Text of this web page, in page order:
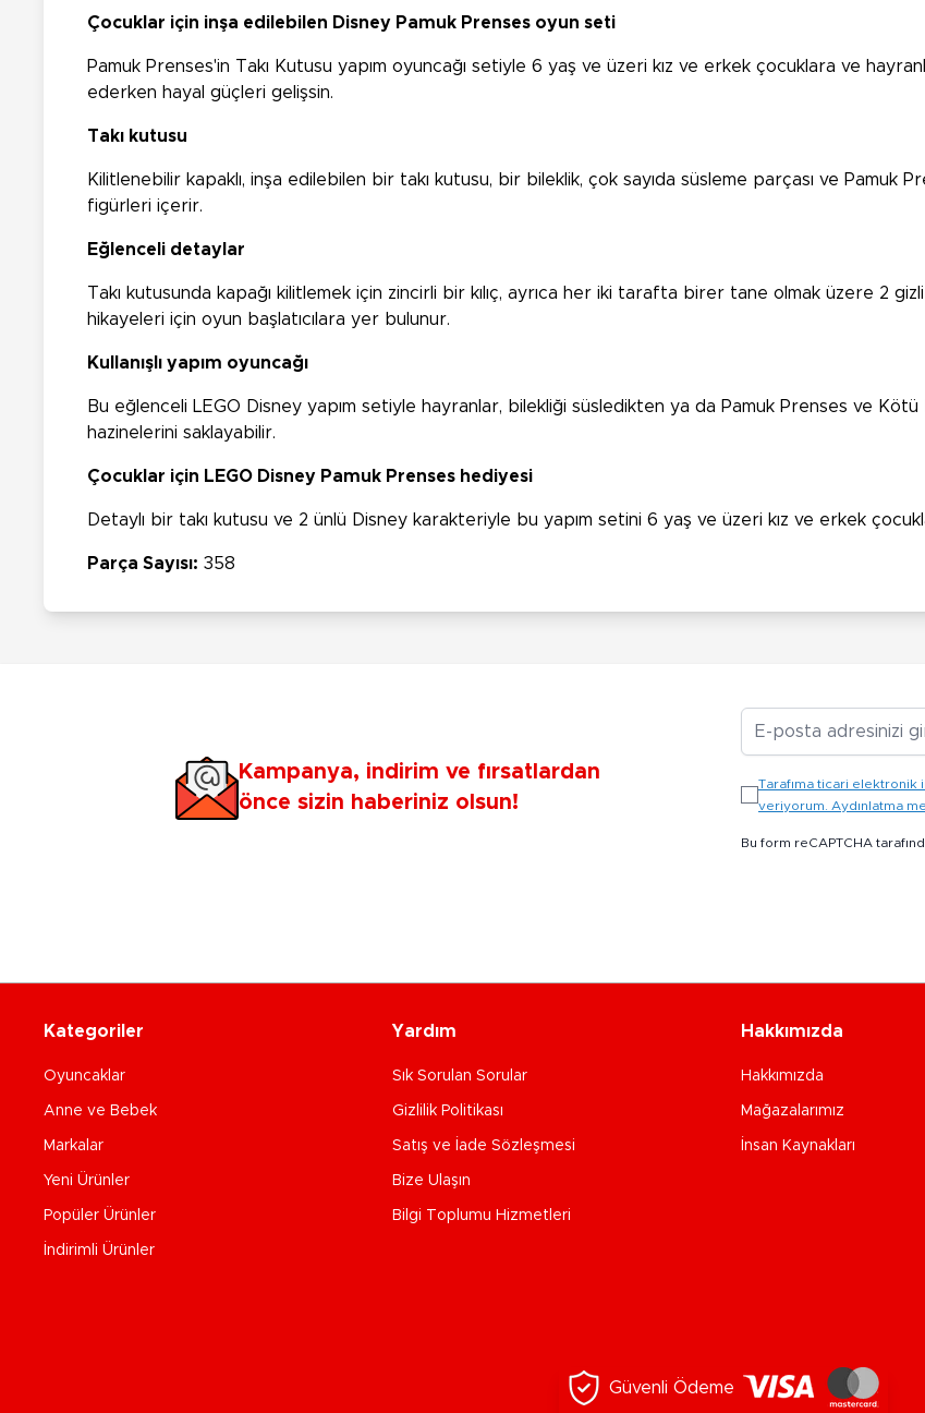
Çocuklar için inşa edilebilen Disney Pamuk Prenses oyun seti
Pamuk Prenses'in Takı Kutusu yapım oyuncağı setiyle 6 yaş ve üzeri kız ve erkek çocuklara ve
ederken hayal güçleri gelişsin.
Takı kutusu
Kilitlenebilir kapaklı, inşa edilebilen bir takı kutusu, bir bileklik, çok sayıda süsleme parçası ve Pamuk
figürleri içerir.
Eğlenceli detaylar
Takı kutusunda kapağı kilitlemek için zincirli bir kılıç, ayrıca her iki tarafta birer tane olmak üzere 2
hikayeleri için oyun başlatıcılara yer bulunur.
Kullanışlı yapım oyuncağı
Bu eğlenceli LEGO Disney yapım setiyle hayranlar, bilekliği süsledikten ya da Pamuk Prenses ve
hazinelerini saklayabilir.
Çocuklar için LEGO Disney Pamuk Prenses hediyesi
Detaylı bir takı kutusu ve 2 ünlü Disney karakteriyle bu yapım setini 6 yaş ve üzeri kız ve erkek
Parça Sayısı: 358
Kampanya, indirim ve fırsatlardan
önce sizin haberiniz olsun!
E-posta Adresiniz
Tarafıma ticari
veriyorum. Aydınlatma
Bu form reCAPTCHA
Kategoriler
Oyuncaklar
Anne ve Bebek
Markalar
Yeni Ürünler
Popüler Ürünler
İndirimli Ürünler
Yardım
Sık Sorulan Sorular
Gizlilik Politikası
Satış ve İade Sözleşmesi
Bize Ulaşın
Bilgi Toplumu Hizmetleri
Hakkımızda
Hakkımızda
Mağazalarımız
İnsan Kaynakları
Güvenli Ödeme